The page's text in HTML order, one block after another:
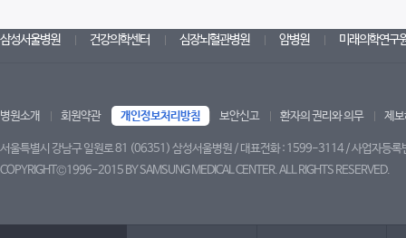
삼성서울병원 건강의학센터 심장뇌혈관병원 암병원 미래의학연구
병원소개 회원약관 개인정보처리방침 보안신고 환자의 권리와 의무 제
서울특별시 강남구 일원로 81 (06351) 삼성서울병원 / 대표전화 : 1599-3114 / 사업자등
COPYRIGHT©1996-2015 BY SAMSUNG MEDICAL CENTER. ALL RIGHTS RESERVED.